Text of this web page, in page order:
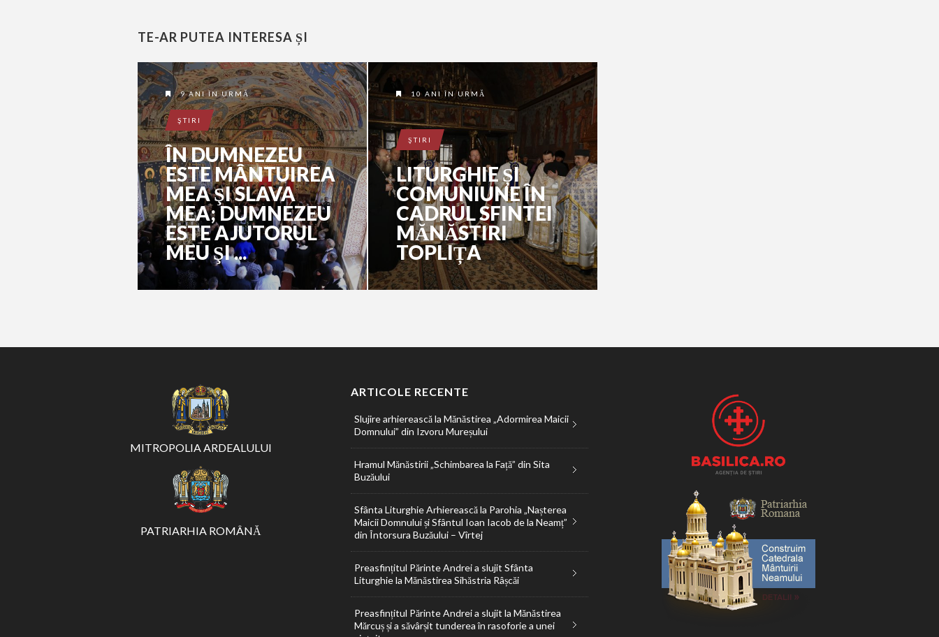
TE-AR PUTEA INTERESA ȘI
9 ANI ÎN URMĂ
ŞTIRI
ÎN DUMNEZEU
ESTE MÂNTUIREA
MEA ŞI SLAVA
MEA; DUMNEZEU
ESTE AJUTORUL
MEU ŞI ...
10 ANI ÎN URMĂ
ŞTIRI
LITURGHIE ȘI
COMUNIUNE ÎN
CADRUL SFINTEI
MĂNĂSTIRI
TOPLIȚA
MITROPOLIA ARDEALULUI
PATRIARHIA ROMÂNĂ
ARTICOLE RECENTE
Slujire arhierească la Mănăstirea „Adormirea Maicii
Domnului” din Izvoru Mureșului
Hramul Mănăstirii „Schimbarea la Față” din Sita
Buzăului
Sfânta Liturghie Arhierească la Parohia „Nașterea
Maicii Domnului și Sfântul Ioan Iacob de la Neamț”
din Întorsura Buzăului – Vîrtej
Preasfințitul Părinte Andrei a slujit Sfânta
Liturghie la Mănăstirea Sihăstria Râșcăi
Preasfințitul Părinte Andrei a slujit la Mănăstirea
Mărcuș și a săvârșit tunderea în rasoforie a unei